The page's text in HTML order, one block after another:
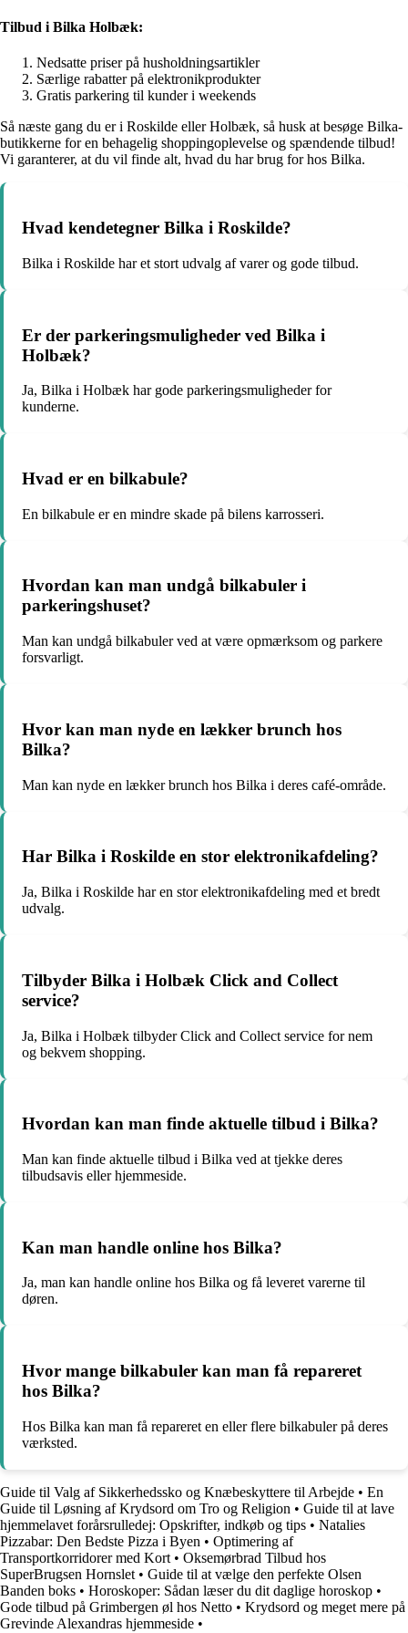
Tilbud i Bilka Holbæk:
Nedsatte priser på husholdningsartikler
Særlige rabatter på elektronikprodukter
Gratis parkering til kunder i weekends
Så næste gang du er i Roskilde eller Holbæk, så husk at besøge Bilka-
butikkerne for en behagelig shoppingoplevelse og spændende tilbud!
Vi garanterer, at du vil finde alt, hvad du har brug for hos Bilka.
Hvad kendetegner Bilka i Roskilde?
Bilka i Roskilde har et stort udvalg af varer og gode tilbud.
Er der parkeringsmuligheder ved Bilka i
Holbæk?
Ja, Bilka i Holbæk har gode parkeringsmuligheder for
kunderne.
Hvad er en bilkabule?
En bilkabule er en mindre skade på bilens karrosseri.
Hvordan kan man undgå bilkabuler i
parkeringshuset?
Man kan undgå bilkabuler ved at være opmærksom og parkere
forsvarligt.
Hvor kan man nyde en lækker brunch hos
Bilka?
Man kan nyde en lækker brunch hos Bilka i deres café-område.
Har Bilka i Roskilde en stor elektronikafdeling?
Ja, Bilka i Roskilde har en stor elektronikafdeling med et bredt
udvalg.
Tilbyder Bilka i Holbæk Click and Collect
service?
Ja, Bilka i Holbæk tilbyder Click and Collect service for nem
og bekvem shopping.
Hvordan kan man finde aktuelle tilbud i Bilka?
Man kan finde aktuelle tilbud i Bilka ved at tjekke deres
tilbudsavis eller hjemmeside.
Kan man handle online hos Bilka?
Ja, man kan handle online hos Bilka og få leveret varerne til
døren.
Hvor mange bilkabuler kan man få repareret
hos Bilka?
Hos Bilka kan man få repareret en eller flere bilkabuler på deres
værksted.
Guide til Valg af Sikkerhedssko og Knæbeskyttere til Arbejde • En
Guide til Løsning af Krydsord om Tro og Religion • Guide til at lave
hjemmelavet forårsrulledej: Opskrifter, indkøb og tips • Natalies
Pizzabar: Den Bedste Pizza i Byen • Optimering af
Transportkorridorer med Kort • Oksemørbrad Tilbud hos
SuperBrugsen Hornslet • Guide til at vælge den perfekte Olsen
Banden boks • Horoskoper: Sådan læser du dit daglige horoskop •
Gode tilbud på Grimbergen øl hos Netto • Krydsord og meget mere på
Grevinde Alexandras hjemmeside •